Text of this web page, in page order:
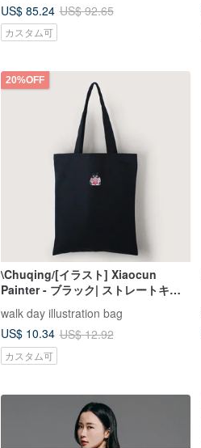
US$ 85.24 US$ 92.65
カスタム可
20%OFF
\Chuqing/[イラスト] Xiaocun
Painter - ブラック| ストレートキャ
walk day illustration bag
US$ 10.34 US$ 12.92
カスタム可